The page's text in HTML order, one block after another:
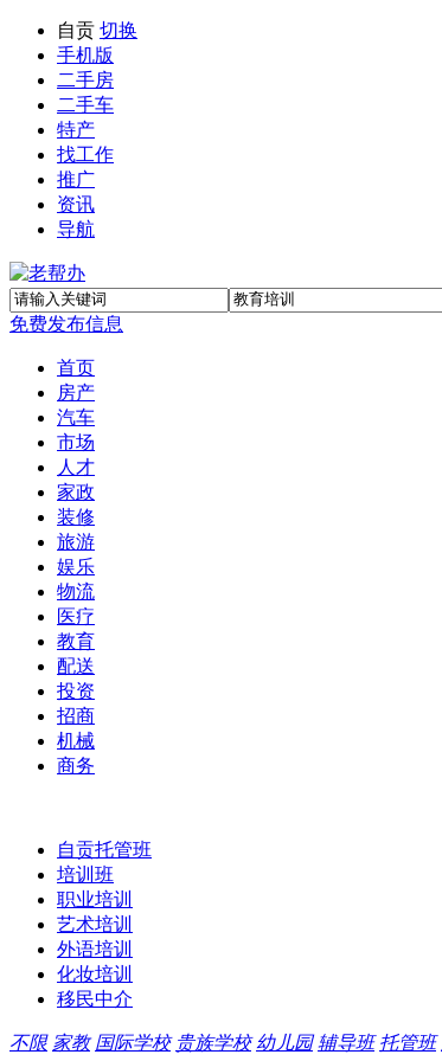
自贡 切换
手机版
二手房
二手车
特产
找工作
推广
资讯
导航
免费发布信息
首页
房产
汽车
市场
人才
家政
装修
旅游
娱乐
物流
医疗
教育
配送
投资
招商
机械
商务
自贡托管班
培训班
职业培训
艺术培训
外语培训
化妆培训
移民中介
不限 家教 国际学校 贵族学校 幼儿园 辅导班 托管班